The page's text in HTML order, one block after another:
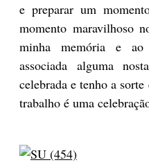
e preparar um
momento maravilhoso
minha memória e ao
associada alguma
celebrada e tenho a
trabalho é uma